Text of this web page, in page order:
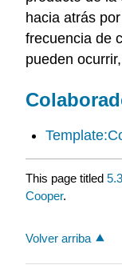
hacia atrás
frecuencia de
pueden
This page titled
Cooper.
Volver arriba